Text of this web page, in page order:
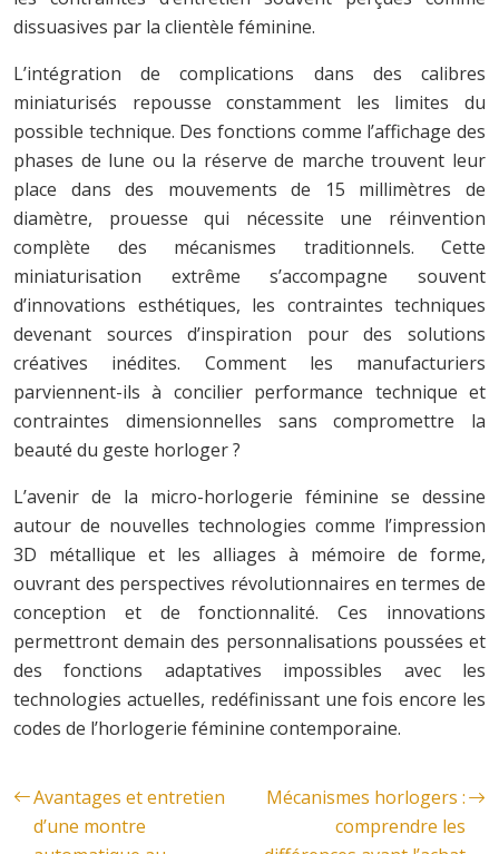
dissuasives par la clientèle féminine.
L’intégration de complications dans des calibres
miniaturisés repousse constamment les limites du
possible technique. Des fonctions comme l’affichage des
phases de lune ou la réserve de marche trouvent leur
place dans des mouvements de 15 millimètres de
diamètre, prouesse qui nécessite une réinvention
complète des mécanismes traditionnels. Cette
miniaturisation extrême s’accompagne souvent
d’innovations esthétiques, les contraintes techniques
devenant sources d’inspiration pour des solutions
créatives inédites. Comment les manufacturiers
parviennent-ils à concilier performance technique et
contraintes dimensionnelles sans compromettre la
beauté du geste horloger ?
L’avenir de la micro-horlogerie féminine se dessine
autour de nouvelles technologies comme l’impression
3D métallique et les alliages à mémoire de forme,
ouvrant des perspectives révolutionnaires en termes de
conception et de fonctionnalité. Ces innovations
permettront demain des personnalisations poussées et
des fonctions adaptatives impossibles avec les
technologies actuelles, redéfinissant une fois encore les
codes de l’horlogerie féminine contemporaine.
Avantages et entretien
d’une montre
Mécanismes horlogers :
comprendre les